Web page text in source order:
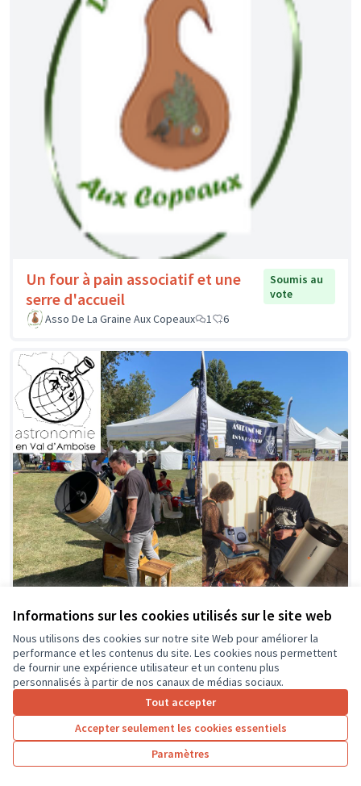
Informations sur les cookies utilisés sur le site web
Nous utilisons des cookies sur notre site Web pour améliorer la
performance et les contenus du site. Les cookies nous permettent
de fournir une expérience utilisateur et un contenu plus
personnalisés à partir de nos canaux de médias sociaux.
Tout accepter
Accepter seulement les cookies essentiels
Paramètres
Un four à pain associatif et une
serre d'accueil
Soumis au
vote
Asso De La Graine Aux Copeaux
1 6
A la rencontre du ciel et des étoiles
avec Astronomie en Val d’AMBOISE
Soumis
au vote
ASTRONOMIE en VAL d'AMBOISE
0 0